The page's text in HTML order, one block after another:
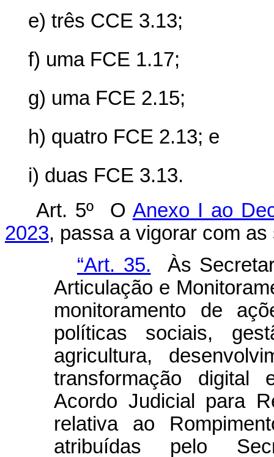
e) três CCE 3.13;
f) uma FCE 1.17;
g) uma FCE 2.15;
h) quatro FCE 2.13; e
i) duas FCE 3.13.
Art. 5º O Anexo I ao
2023, passa a vigorar com
“Art. 35. Às
Articulação e
monitoramento de
políticas sociais,
agricultura,
transformação
Acordo Judicial para
relativa ao
atribuídas pelo